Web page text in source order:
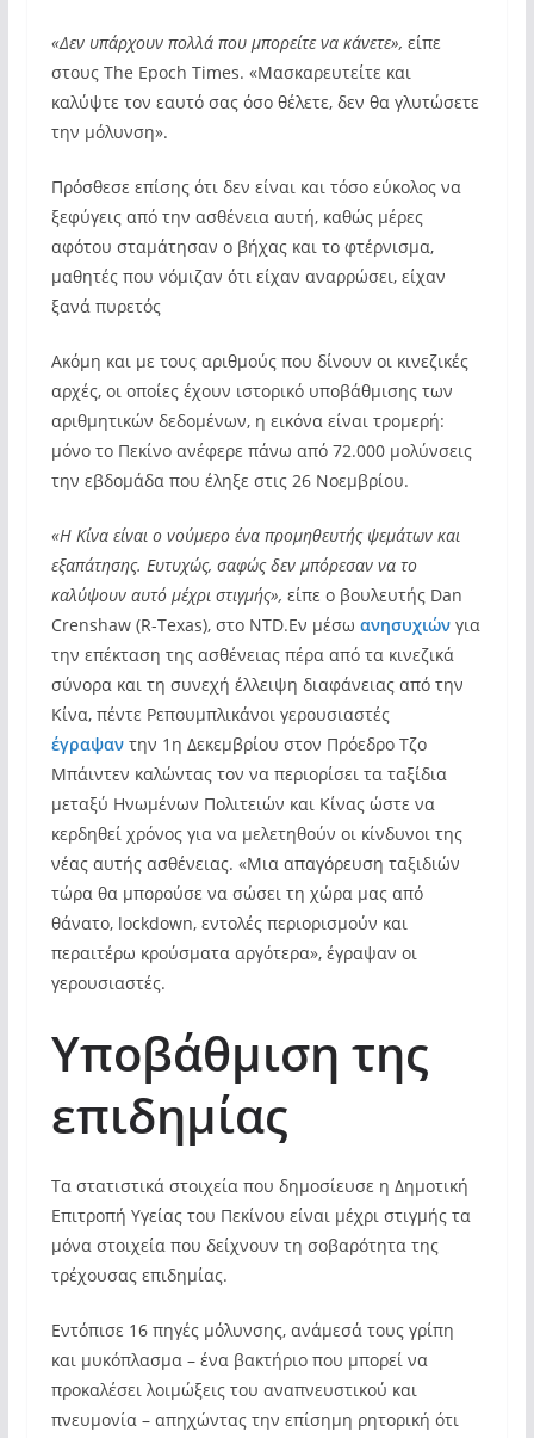
«Δεν υπάρχουν πολλά που μπορείτε να κάνετε», είπε
στους The Epoch Times. «Μασκαρευτείτε και
καλύψτε τον εαυτό σας όσο θέλετε, δεν θα γλυτώσετε
την μόλυνση».
Πρόσθεσε επίσης ότι δεν είναι και τόσο εύκολος να
ξεφύγεις από την ασθένεια αυτή, καθώς μέρες
αφότου σταμάτησαν ο βήχας και το φτέρνισμα,
μαθητές που νόμιζαν ότι είχαν αναρρώσει, είχαν
ξανά πυρετός
Ακόμη και με τους αριθμούς που δίνουν οι κινεζικές
αρχές, οι οποίες έχουν ιστορικό υποβάθμισης των
αριθμητικών δεδομένων, η εικόνα είναι τρομερή:
μόνο το Πεκίνο ανέφερε πάνω από 72.000 μολύνσεις
την εβδομάδα που έληξε στις 26 Νοεμβρίου.
«Η Κίνα είναι ο νούμερο ένα προμηθευτής ψεμάτων και
εξαπάτησης. Ευτυχώς, σαφώς δεν μπόρεσαν να το
καλύψουν αυτό μέχρι στιγμής», είπε ο βουλευτής Dan
Crenshaw (R-Texas), στο NTD.Εν μέσω ανησυχιών για
την επέκταση της ασθένειας πέρα ​​από τα κινεζικά
σύνορα και τη συνεχή έλλειψη διαφάνειας από την
Κίνα, πέντε Ρεπουμπλικάνοι γερουσιαστές
έγραψαν την 1η Δεκεμβρίου στον Πρόεδρο Τζο
Μπάιντεν καλώντας τον να περιορίσει τα ταξίδια
μεταξύ Ηνωμένων Πολιτειών και Κίνας ώστε να
κερδηθεί χρόνος για να μελετηθούν οι κίνδυνοι της
νέας αυτής ασθένειας. «Μια απαγόρευση ταξιδιών
τώρα θα μπορούσε να σώσει τη χώρα μας από
θάνατο, lockdown, εντολές περιορισμούν και
περαιτέρω κρούσματα αργότερα», έγραψαν οι
γερουσιαστές.
Υποβάθμιση της
επιδημίας
Τα στατιστικά στοιχεία που δημοσίευσε η Δημοτική
Επιτροπή Υγείας του Πεκίνου είναι μέχρι στιγμής τα
μόνα στοιχεία που δείχνουν τη σοβαρότητα της
τρέχουσας επιδημίας.
Εντόπισε 16 πηγές μόλυνσης, ανάμεσά τους γρίπη
και μυκόπλασμα – ένα βακτήριο που μπορεί να
προκαλέσει λοιμώξεις του αναπνευστικού και
πνευμονία – απηχώντας την επίσημη ρητορική ότι